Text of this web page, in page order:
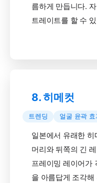
름하게 만듭니다.
트레이트를 할 수
8. 히메컷
트렌딩 얼굴 윤곽 효
일본에서 유래한
머리와 뒤쪽의 긴
프레이밍 레이어가
을 아름답게 조각